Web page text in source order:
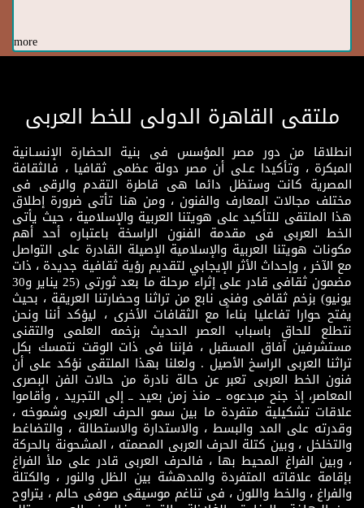
more
ملتقى القاهرة الدولى للخط العربى
انطلاقا من دور مصر المؤسس فى بنية الحضارة الإنسـانية
المبكرة ، وتأكيدا عـلى أن مصر دولة عظمى ثقافيا ، فالثقافة
المصرية كانت وستظل دائما هى قاطرة التقدم والرقى فى
مختلف مجالات المعارف والفنون ، ومن هنا تأتى ضرورة إطلاق
هذا الملتقى للتأكيد على هويتنا العربية والإسلامية ، حيث يأتى
الخط العربى فى مقدمة الفنون الراسخة باعتباره أحد أهم
مكونات هويتنا العربية والإسلامية الإصيلة القادرة على التواصل
مع الآخر ، وإحداث الأثر الإيجابي لتقديم رؤية ثقافية جديدة ، ذات
مضمون ثقافى قادر على إثراء مرحلة ما بعد ثورتى (25 يناير و30
يونيو) بزخم ثقافى وفنى نابع من تراثنا وحضارتنا العريقة ، بحيث
يفتح حوارا تفاعليا بناءاً مع الثقافات الأخرى ، ليؤكد أننا ونحن
نتطلع للحاق باسباب العصر الحديث بزخمه العلمى والتقنى
مستشرفين آفاق المسقبل ، فإننا فى ذات الوقت نتمسك بكل
تراثنا العربى الراسخ الأصيل . ولعلنا بهذا الملتقى نؤكد على أن
فنون الخط العربى تعبر عن حالة نادرة من حالات الفن البصرى
المعاصر، إذ جنح مبدعوه ــ منذ زمن بعيد ــ إلى التجريد ، وأقاموا
علاقات تشكيلية متفردة ما بين سمو الحرف العربى وشموخه ،
وقدرته على المد والبسط ، والاستدارة والاستطالة ، والتضاغط
والتخلخل ، وبين كتلة الحرف العربى المصمته ، المشحونة بالحركة
، وبين الفراغ المحيط بها ، فالحرف العربى قادر على ملأ الفراغ
بإقامة علاقاته المتفردة والمدهشة بين الظل والنور ، والكتلة
والفراغ ، والخط واللون ، فى تناغم موسيقى صوفى حالم ، يتراوح